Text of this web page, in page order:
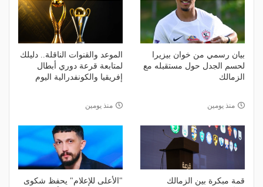
بيان رسمي من خوان بيزيرا
لحسم الجدل حول مستقبله مع
الزمالك
منذ يومين
الموعد والقنوات الناقلة.. دليلك
لمتابعة قرعة دوري أبطال
إفريقيا والكونفدرالية اليوم
منذ يومين
قمة مبكرة بين الزمالك
"الأعلى للإعلام" يحفظ شكوى